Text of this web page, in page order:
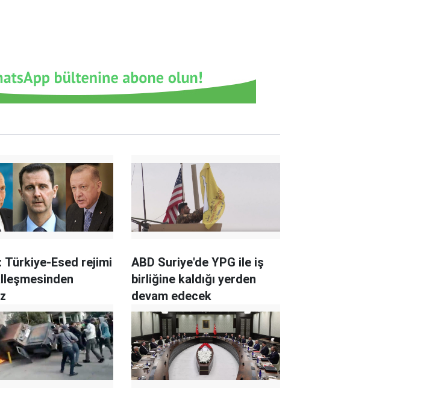
Türkiye-Esed rejimi
ABD Suriye'de YPG ile iş
birliğine kaldığı yerden
devam edecek